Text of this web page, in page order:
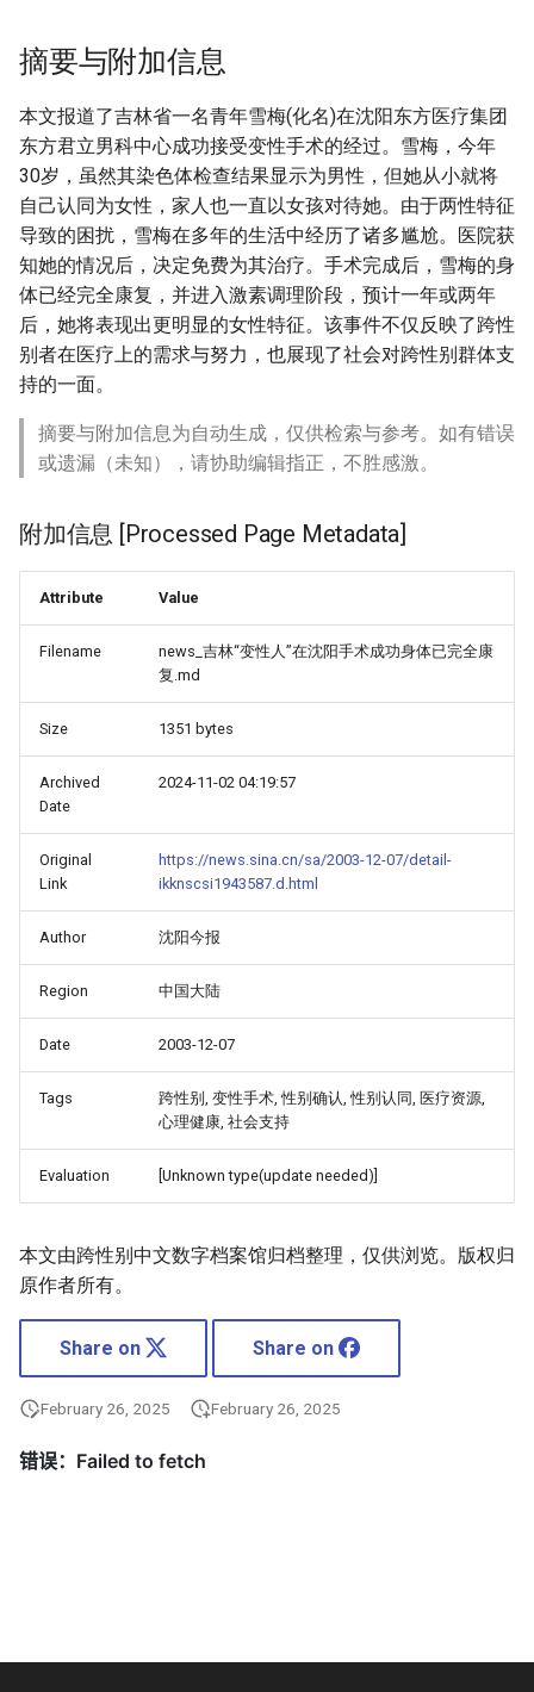
摘要与附加信息
本文报道了吉林省一名青年雪梅(化名)在沈阳东方医疗集团
东方君立男科中心成功接受变性手术的经过。雪梅，今年
30岁，虽然其染色体检查结果显示为男性，但她从小就将
自己认同为女性，家人也一直以女孩对待她。由于两性特征
导致的困扰，雪梅在多年的生活中经历了诸多尴尬。医院获
知她的情况后，决定免费为其治疗。手术完成后，雪梅的身
体已经完全康复，并进入激素调理阶段，预计一年或两年
后，她将表现出更明显的女性特征。该事件不仅反映了跨性
别者在医疗上的需求与努力，也展现了社会对跨性别群体支
持的一面。
摘要与附加信息为自动生成，仅供检索与参考。如有错误
或遗漏（未知），请协助编辑指正，不胜感激。
附加信息 [Processed Page Metadata]
Attribute Value
Filename
news_吉林“变性人”在沈阳手术成功身体已完全康
复.md
Size 1351 bytes
Archived
Date
2024-11-02 04:19:57
Original
Link
https://news.sina.cn/sa/2003-12-07/detail-
ikknscsi1943587.d.html
Author 沈阳今报
Region 中国大陆
Date 2003-12-07
Tags
跨性别, 变性手术, 性别确认, 性别认同, 医疗资源,
心理健康, 社会支持
Evaluation [Unknown type(update needed)]
本文由跨性别中文数字档案馆归档整理，仅供浏览。版权归
原作者所有。
Share on Share on
February 26, 2025 February 26, 2025